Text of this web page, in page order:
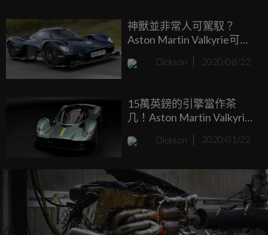
神獸並非常人可駕馭？
Aston Martin Valkyrie可靠
性不足還很難開！
Dickson 2020/08/22
15萬英鎊的引擎當作茶
几！Aston Martin Valkyrie
Dickson 2020/01/22